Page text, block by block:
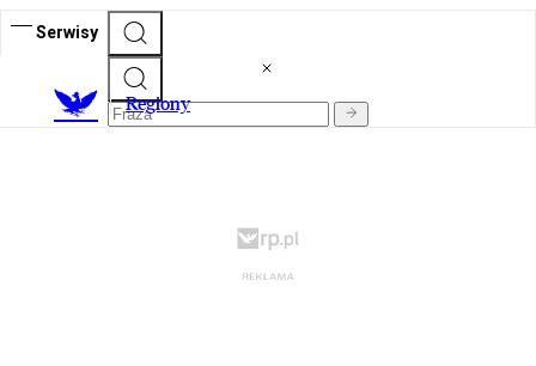
Serwisy
Regiony